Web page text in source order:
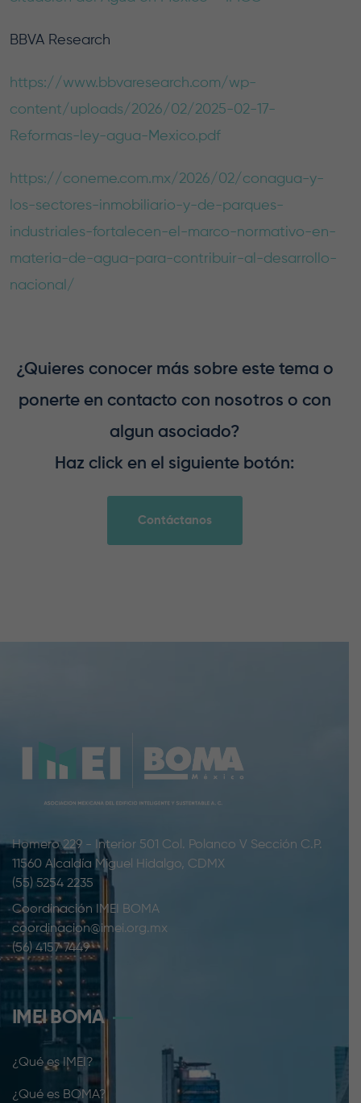
BBVA Research
https://www.bbvaresearch.com/wp-
content/uploads/2026/02/2025-02-17-
Reformas-ley-agua-Mexico.pdf
https://coneme.com.mx/2026/02/conagua-y-
los-sectores-inmobiliario-y-de-parques-
industriales-fortalecen-el-marco-normativo-en-
materia-de-agua-para-contribuir-al-desarrollo-
nacional/
¿Quieres conocer más sobre este tema o
ponerte en contacto con nosotros o con
algun asociado?
Haz click en el siguiente botón:
Contáctanos
Homero 229 - Interior 501 Col. Polanco V Sección C.P.
11560 Alcaldía Miguel Hidalgo, CDMX
(55) 5254 2235
Coordinación IMEI BOMA
coordinacion@imei.org.mx
(56) 4157 7449
IMEI BOMA
¿Qué es IMEI?
¿Qué es BOMA?